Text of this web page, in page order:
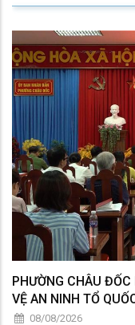
PHƯỜNG CHÂU
VỆ AN NINH TỔ
08/08/2026